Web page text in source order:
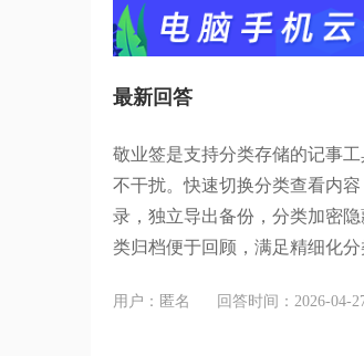
最新回答
敬业签是支持分类存储的记事工
不干扰。快速切换分类查看内
录，独立导出备份，分类加密
类归档便于回顾，满足精细化分
用户：匿名 回答时间：2026-04-